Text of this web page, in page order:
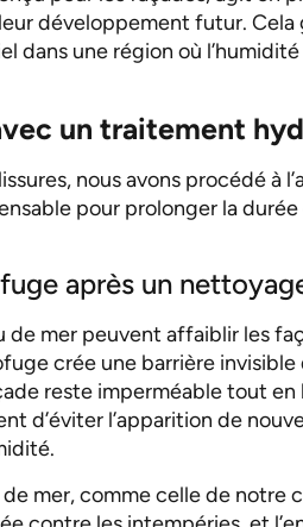
développement futur. Cela
dans une région où
un traitement
nous avons procédé à
pour prolonger la
après un
de mer peuvent affaiblir les
crée une barrière invisible
reste imperméable tout en
d’éviter l’apparition de
mer, comme celle de notre